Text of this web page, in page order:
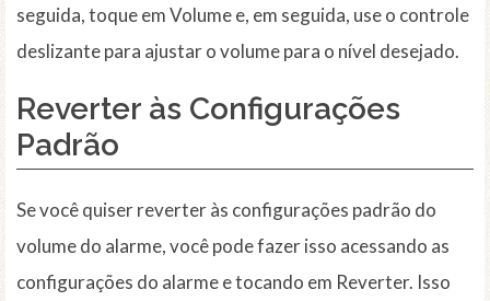
seguida, toque em Volume e, em seguida, use o controle
deslizante para ajustar o volume para o nível desejado.
Reverter às Configurações
Padrão
Se você quiser reverter às configurações padrão do
volume do alarme, você pode fazer isso acessando as
configurações do alarme e tocando em Reverter. Isso